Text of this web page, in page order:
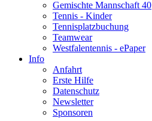
Gemischte Mannschaft 40
Tennis - Kinder
Tennisplatzbuchung
Teamwear
Westfalentennis - ePaper
Info
Anfahrt
Erste Hilfe
Datenschutz
Newsletter
Sponsoren